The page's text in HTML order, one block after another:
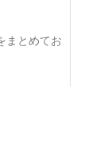
まとめてお